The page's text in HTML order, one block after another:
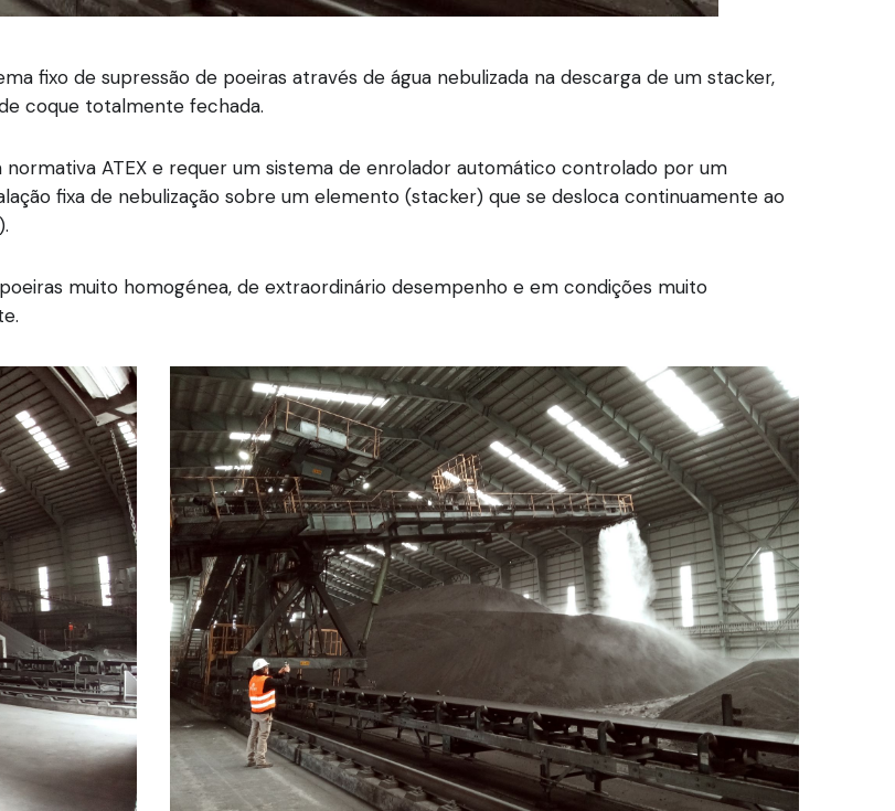
fixo de supressão de poeiras através de água nebulizada na descarga de um stacker,
coque totalmente fechada.
ATEX e requer um sistema de enrolador automático controlado por um
fixa de nebulização sobre um elemento (stacker) que se desloca continuamente ao
muito homogénea, de extraordinário desempenho e em condições muito